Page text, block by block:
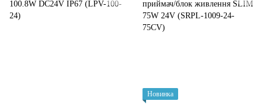
Новинка